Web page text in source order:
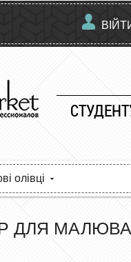
олівці
ДЛЯ